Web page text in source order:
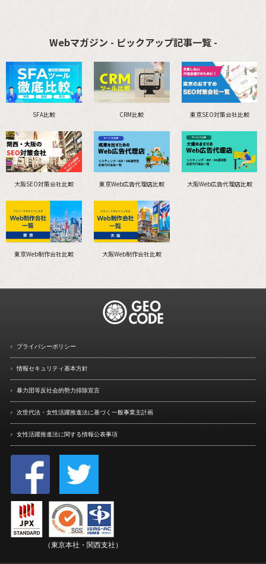
Webマガジン - ピックアップ記事一覧 -
SFA比較 CRM比較 東京SEO対策会社比較
大阪SEO対策会社比較 東京Web広告代理店比較 大阪Web広告代理店比較
東京Web制作会社比較 大阪Web制作会社比較
プライバシーポリシー
情報セキュリティ基本方針
暴力団等反社会的勢力排除宣言
次世代法・女性活躍推進法に基づく一般事業主計画
女性活躍推進法に関する情報公表事項
（東京本社・関西支社）